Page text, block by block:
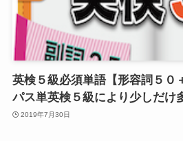
英検５級必須単語【形容詞５０
パス単英検５級により少しだけ
2019年7月30日